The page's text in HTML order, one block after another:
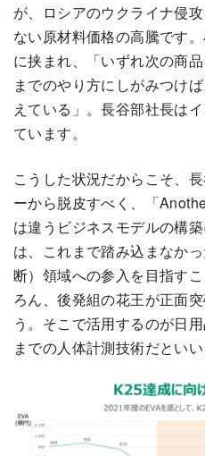
が、ロシアのウクライナ侵
ない原材料価格の高騰です
に挟まれ、「いずれ次の商
までのやり方にしがみつけ
えている」。長谷部社長は
ています。
こうした状況だからこそ、
ーから脱皮すべく、「
は違うビジネスモデルの構
は、これまで踏み込まなか
断）領域への参入を目指す
ろん、後発組の花王が正面
う。そこで活用するのが日
までの人体計測技術だといい